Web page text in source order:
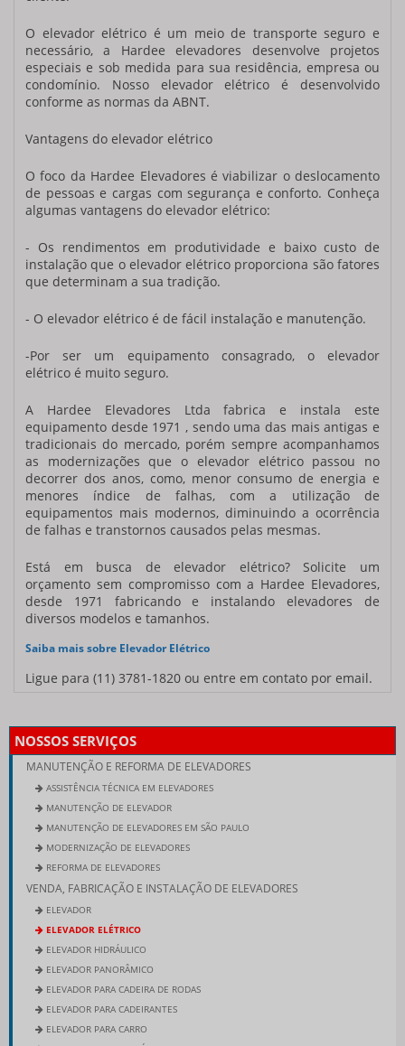
O elevador elétrico é um meio de transporte seguro e
necessário, a Hardee elevadores desenvolve projetos
especiais e sob medida para sua residência, empresa ou
condomínio. Nosso elevador elétrico é desenvolvido
conforme as normas da ABNT.
Vantagens do elevador elétrico
O foco da Hardee Elevadores é viabilizar o deslocamento
de pessoas e cargas com segurança e conforto. Conheça
algumas vantagens do elevador elétrico:
- Os rendimentos em produtividade e baixo custo de
instalação que o elevador elétrico proporciona são fatores
que determinam a sua tradição.
- O elevador elétrico é de fácil instalação e manutenção.
-Por ser um equipamento consagrado, o elevador
elétrico é muito seguro.
A Hardee Elevadores Ltda fabrica e instala este
equipamento desde 1971 , sendo uma das mais antigas e
tradicionais do mercado, porém sempre acompanhamos
as modernizações que o elevador elétricopassou no
decorrer dos anos, como, menor consumo de energia e
menores índice de falhas, com a utilização de
equipamentos mais modernos, diminuindo a ocorrência
de falhas e transtornos causados pelas mesmas.
Está em busca de elevador elétrico? Solicite um
orçamento sem compromisso com a Hardee Elevadores,
desde 1971 fabricando e instalando elevadores de
diversos modelos e tamanhos.
Saiba mais sobre Elevador Elétrico
Ligue para (11) 3781-1820 ou entre em contato por email.
NOSSOS SERVIÇOS
MANUTENÇÃO E REFORMA DE ELEVADORES
ASSISTÊNCIA TÉCNICA EM ELEVADORES
MANUTENÇÃO DE ELEVADOR
MANUTENÇÃO DE ELEVADORES EM SÃO PAULO
MODERNIZAÇÃO DE ELEVADORES
REFORMA DE ELEVADORES
VENDA, FABRICAÇÃO E INSTALAÇÃO DE ELEVADORES
ELEVADOR
ELEVADOR ELÉTRICO
ELEVADOR HIDRÁULICO
ELEVADOR PANORÂMICO
ELEVADOR PARA CADEIRA DE RODAS
ELEVADOR PARA CADEIRANTES
ELEVADOR PARA CARRO